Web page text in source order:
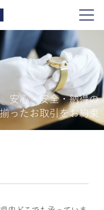
安心・安全・納得の
ったお取引をお約束